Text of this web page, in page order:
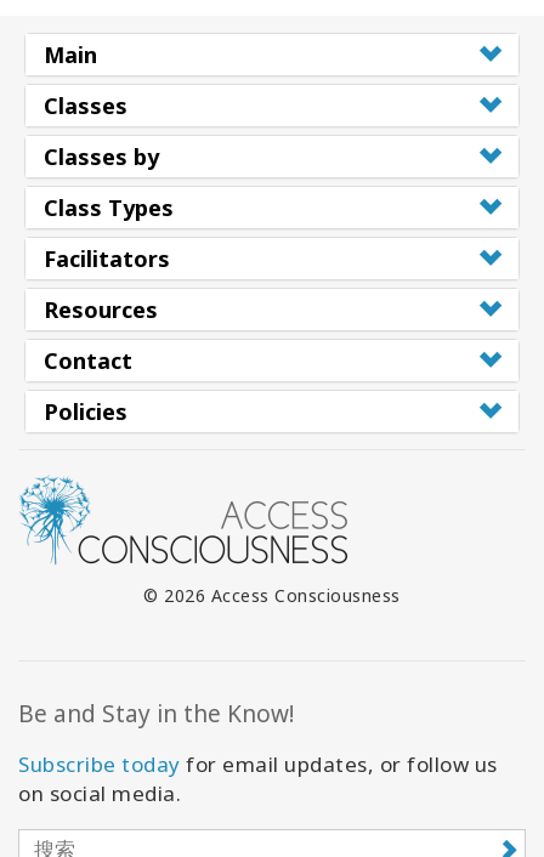
Main
Classes
Classes by
Class Types
Facilitators
Resources
Contact
Policies
© 2026 Access Consciousness
Be and Stay in the Know!
Subscribe today for email updates, or follow us
on social media.